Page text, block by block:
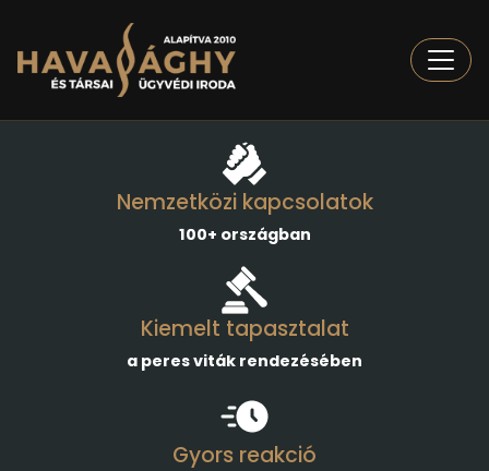
Nemzetközi kapcsolatok
100+ országban
Kiemelt tapasztalat
a peres viták rendezésében
Gyors reakció